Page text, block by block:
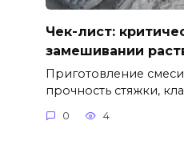
Чек-лист:
замешивании
Приготовление
прочность стяжки,
0 4